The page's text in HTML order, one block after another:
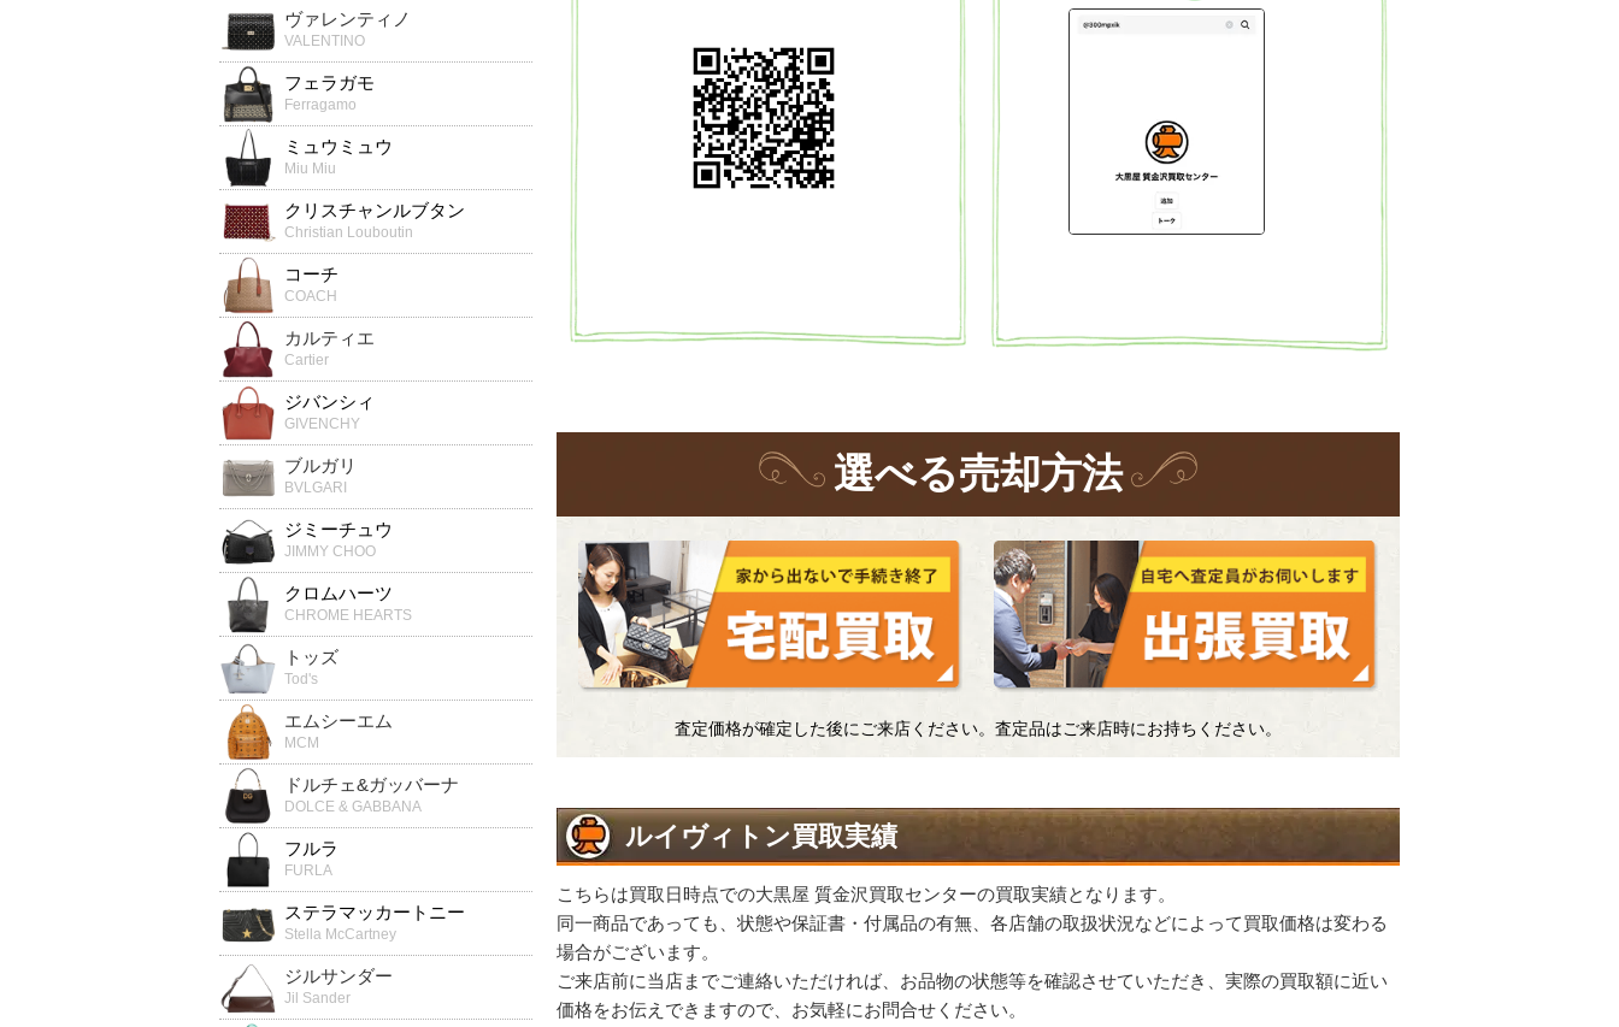
選べる売却方法
査定価格が確定した後にご来店ください。査定品はご来店時にお持ちください。
ルイヴィトン買取実績
こちらは買取日時点での大黒屋 質金沢買取センターの買取実績となります。
同一商品であっても、状態や保証書・付属品の有無、各店舗の取扱状況などによって買取価格は変わる
場合がございます。
ご来店前に当店までご連絡いただければ、お品物の状態等を確認させていただき、実際の買取額に近い
価格をお伝えできますので、お気軽にお問合せください。
ヴァレンティノ
VALENTINO
フェラガモ
Ferragamo
ミュウミュウ
Miu Miu
クリスチャンルブタン
Christian Louboutin
コーチ
COACH
カルティエ
Cartier
ジバンシィ
GIVENCHY
ブルガリ
BVLGARI
ジミーチュウ
JIMMY CHOO
クロムハーツ
CHROME HEARTS
トッズ
Tod's
エムシーエム
MCM
ドルチェ&ガッバーナ
DOLCE & GABBANA
フルラ
FURLA
ステラマッカートニー
Stella McCartney
ジルサンダー
Jil Sander